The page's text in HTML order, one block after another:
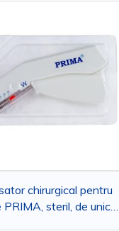
chirurgical pentru
PRIMA, steril, de unica